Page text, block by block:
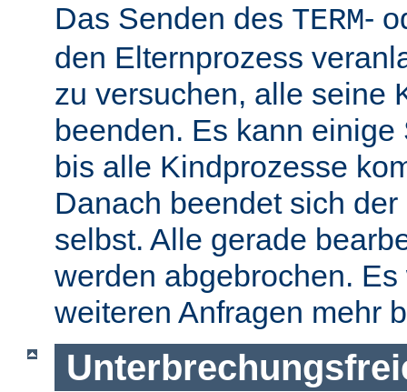
Das Senden des TERM-
den Elternprozess
zu versuchen, alle seine
beenden. Es kann
bis alle Kindprozesse
Danach beendet sich
selbst. Alle gerade
werden abgebrochen.
weiteren Anfragen mehr